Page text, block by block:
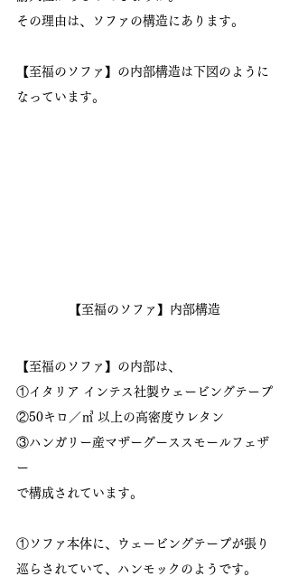
その理由は、ソファの構造にあります。
【至福のソファ】の内部構造は下図のように
なっています。
【至福のソファ】内部構造
【至福のソファ】の内部は、
①イタリア インテス社製ウェービングテープ
②50キロ／㎥ 以上の高密度ウレタン
③ハンガリー産マザーグーススモールフェザ
ー
で構成されています。
①ソファ本体に、ウェービングテープが張り
巡らされていて、ハンモックのようです。